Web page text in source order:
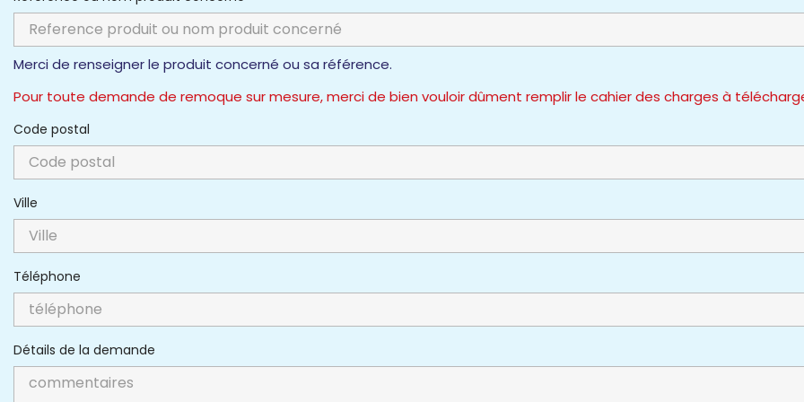
Merci de renseigner le produit concerné ou sa référence.
Pour toute demande de remoque sur mesure, merci de bien vouloir dûment remplir le cahier des charges à
Code postal
Ville
Téléphone
Détails de la demande